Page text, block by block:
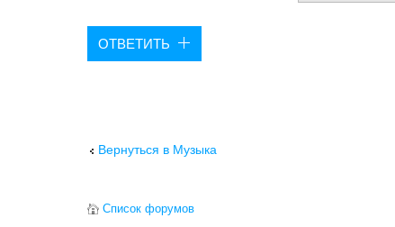
ОТВЕТИТЬ
Вернуться в Музыка
Список форумов